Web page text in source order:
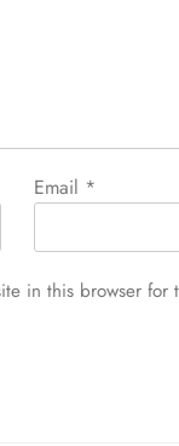
Email *
in this browser for